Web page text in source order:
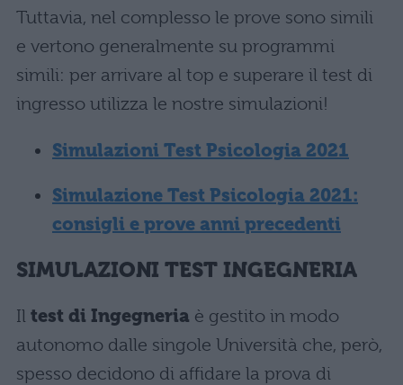
Tuttavia, nel complesso le prove sono simili
e vertono generalmente su programmi
simili: per arrivare al top e superare il test di
ingresso utilizza le nostre simulazioni!
Simulazioni Test Psicologia 2021
Simulazione Test Psicologia 2021:
consigli e prove anni precedenti
SIMULAZIONI TEST INGEGNERIA
Il test di Ingegneria è gestito in modo
autonomo dalle singole Università che, però,
spesso decidono di affidare la prova di